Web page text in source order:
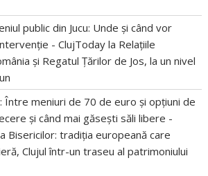
public din Jucu: Unde și când vor
- ClujToday la Relațiile
și Regatul Țărilor de Jos, la un nivel
Între meniuri de 70 de euro și opțiuni de
și când mai găsești săli libere -
Bisericilor: tradiția europeană care
Clujul într-un traseu al patrimoniului